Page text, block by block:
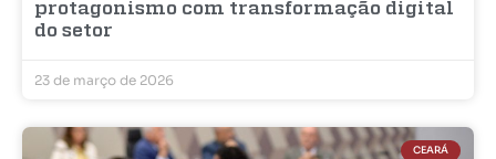
protagonismo com transformação digital
do setor
23 de março de 2026
CEARÁ